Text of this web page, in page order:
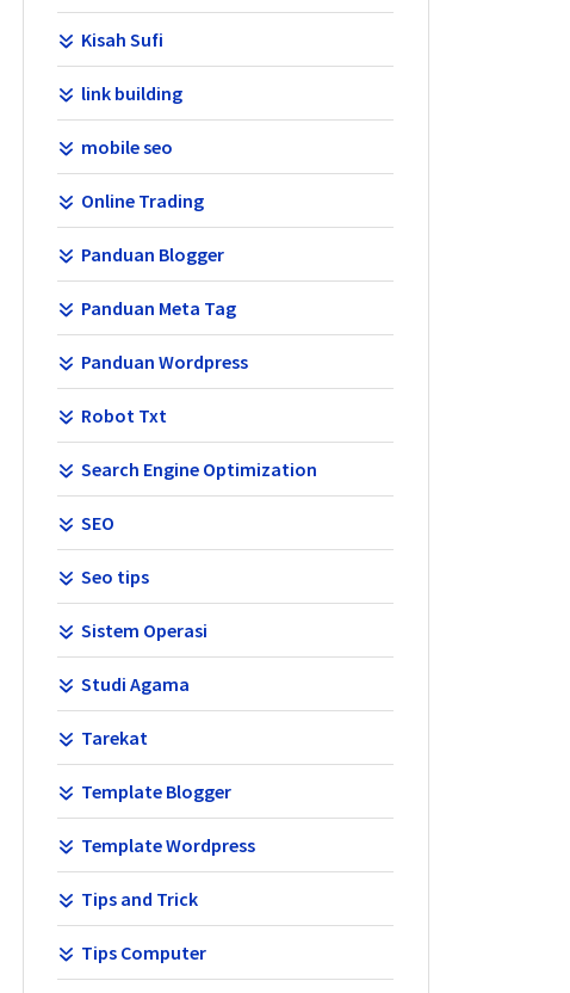
Kisah Sufi
link building
mobile seo
Online Trading
Panduan Blogger
Panduan Meta Tag
Panduan Wordpress
Robot Txt
Search Engine Optimization
SEO
Seo tips
Sistem Operasi
Studi Agama
Tarekat
Template Blogger
Template Wordpress
Tips and Trick
Tips Computer